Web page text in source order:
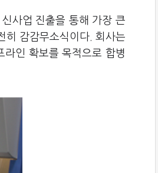
사업 진출을 통해 가장 큰
감감무소식이다. 회사는
인 확보를 목적으로 합병